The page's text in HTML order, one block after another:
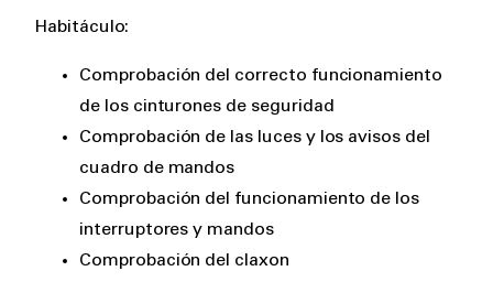
Habitáculo:
Comprobación del correcto funcionamiento
de los cinturones de seguridad
Comprobación de las luces y los avisos del
cuadro de mandos
Comprobación del funcionamiento de los
interruptores y mandos
Comprobación del claxon